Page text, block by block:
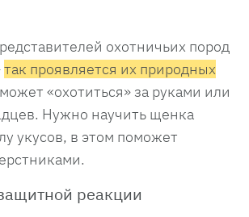
охотничьих пород
так проявляется их природных
«охотиться» за руками или
Нужно научить щенка
укусов, в этом поможет
реакции